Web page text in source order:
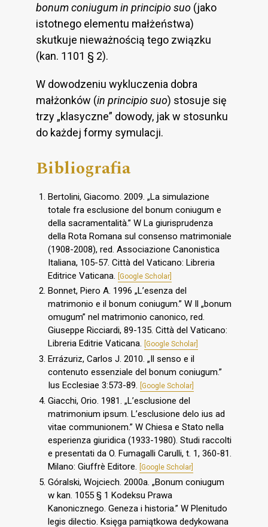
bonum coniugumin principio suo (jako
istotnego elementu małżeństwa)
skutkuje nieważnością tego związku
(kan. 1101 § 2).
W dowodzeniu wykluczenia dobra
małżonków (in principio suo) stosuje się
trzy „klasyczne” dowody, jak w stosunku
do każdej formy symulacji.
Bibliografia
Bertolini, Giacomo. 2009. „La simulazione
totale fra esclusione del bonum coniugum e
della sacramentalità.” W La giurisprudenza
della Rota Romana sul consenso matrimoniale
(1908-2008), red. Associazione Canonistica
Italiana, 105-57. Città del Vaticano: Libreria
Editrice Vaticana.
[Google Scholar]
Bonnet, Piero A. 1996 „L’esenza del
matrimonio e il bonum coniugum.” W Il „bonum
omugum” nel matrimonio canonico, red.
Giuseppe Ricciardi, 89-135. Città del Vaticano:
Libreria Editrie Vaticana. [Google Scholar]
Errázuriz, Carlos J. 2010. „Il senso e il
contenuto essenziale del bonum coniugum.”
Ius Ecclesiae 3:573-89. [Google Scholar]
Giacchi, Orio. 1981. „L’esclusione del
matrimonium ipsum. L’esclusione delo ius ad
vitae communionem.” W Chiesa e Stato nella
esperienza giuridica (1933-1980). Studi raccolti
e presentati da O. Fumagalli Carulli, t. 1, 360-81.
Milano: Giuffrè Editore. [Google Scholar]
Góralski, Wojciech. 2000a. „Bonum coniugum
w kan. 1055 § 1 Kodeksu Prawa
Kanonicznego. Geneza i historia.” W Plenitudo
legis dilectio. Księga pamiątkowa dedykowana